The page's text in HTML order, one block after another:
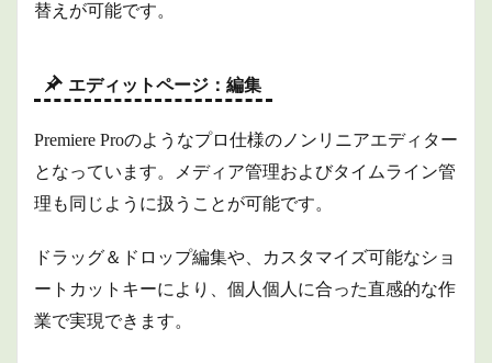
替えが可能です。
エディットページ：編集
Premiere Proのようなプロ仕様のノンリニアエディター
となっています。メディア管理およびタイムライン管
理も同じように扱うことが可能です。
ドラッグ＆ドロップ編集や、カスタマイズ可能なショ
ートカットキーにより、個人個人に合った直感的な作
業で実現できます。